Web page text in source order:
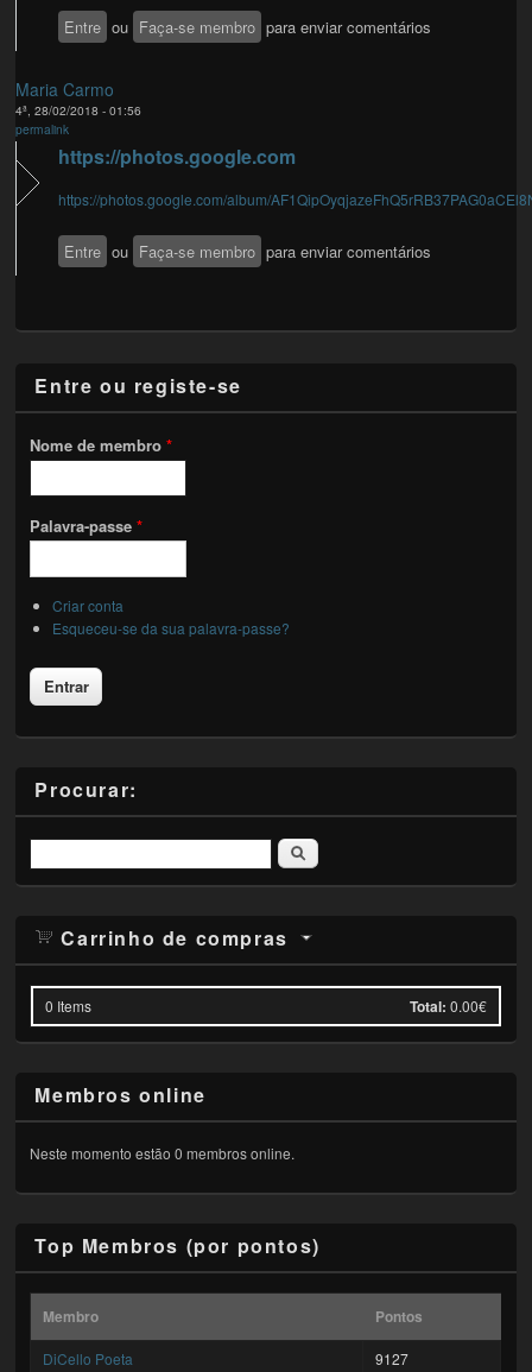
Entre ou Faça-se membro para enviar comentários
Maria Carmo
4ª, 28/02/2018 - 01:56
permalink
https://photos.google.com
https://photos.google.com/album/
Entre ou Faça-se membro para enviar comentários
Entre ou registe-se
Nome de membro*
Palavra-passe*
Criar conta
Esqueceu-se da sua palavra-passe?
Procurar:
Pesquisar
Carrinho de compras
0 Items Total: 0.00€
Membros online
Neste momento estão 0 membros online.
Top Membros (por pontos)
Membro Pontos
DiCello Poeta 9127